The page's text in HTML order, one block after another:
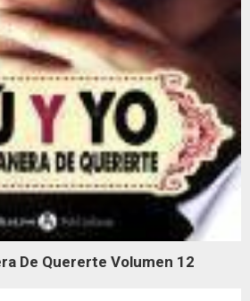
De Quererte Volumen 12